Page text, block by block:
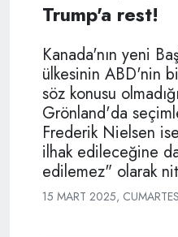
Trump'a rest!
Kanada'nın yeni
ülkesinin ABD'nin
söz konusu
Grönland'da
Frederik Nielsen
ilhak edileceğine
edilemez" olarak
15 MART 2025,